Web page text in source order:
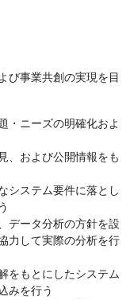
び事業共創の実現を目
・ニーズの明確化およ
、および公開情報をも
システム要件に落とし
データ分析の方針を設
力して実際の分析を行
をもとにしたシステム
みを行う